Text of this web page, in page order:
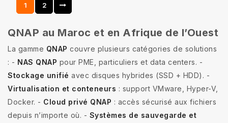
1 2
QNAP au Maroc et en Afrique de l’Ouest
La gamme QNAP couvre plusieurs catégories de solutions
: - NAS QNAP pour PME, particuliers et data centers. -
Stockage unifié avec disques hybrides (SSD + HDD). -
Virtualisation et conteneurs : support VMware, Hyper-V,
Docker. - Cloud privé QNAP : accès sécurisé aux fichiers
depuis n’importe où. - Systèmes de sauvegarde et